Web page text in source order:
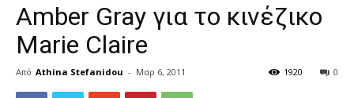
Amber Gray για το κινέζικο
Marie Claire
Από Athina Stefanidou - Μαρ 6, 2011 0
1920